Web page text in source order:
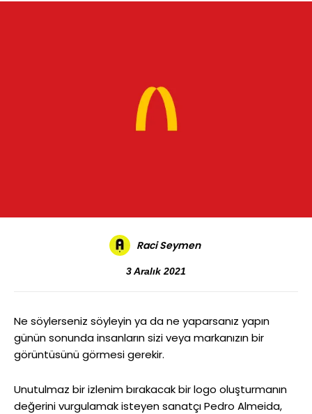
Raci Seymen
3 Aralık 2021
Ne söylerseniz söyleyin ya da ne yaparsanız yapın
günün sonunda insanların sizi veya markanızın bir
görüntüsünü görmesi gerekir.
Unutulmaz bir izlenim bırakacak bir logo oluşturmanın
değerini vurgulamak isteyen sanatçı Pedro Almeida,